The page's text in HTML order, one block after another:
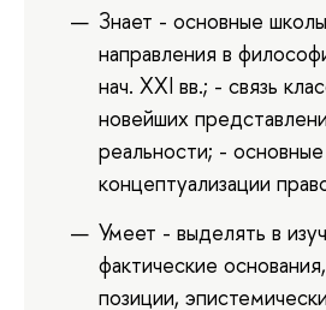
Знает - основные
направления в
нач. XXI вв.; - связь
новейших
реальности; -
концептуализации
Умеет - выделять в
фактические
позиции,